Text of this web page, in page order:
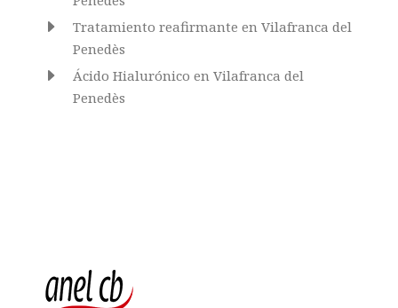
E
Tratamiento reafirmante en Vilafranca del
Penedès
E
Ácido Hialurónico en Vilafranca del
Penedès